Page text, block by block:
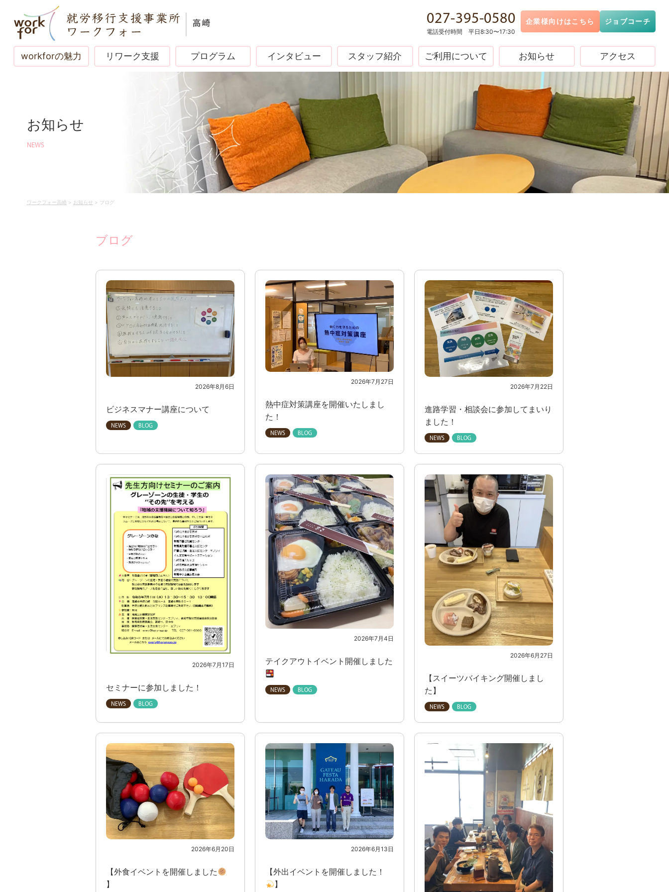
027-395-0580
電話受付時間 平日8:30〜17:30
企業様向けはこちら ジョブコーチ
workforの魅力 リワーク支援 プログラム インタビュー スタッフ紹介 ご利用について お知らせ アクセス
お知らせ
NEWS
ワークフォー高崎 > お知らせ > ブログ
ブログ
2026年8月6日
ビジネスマナー講座について
2026年7月27日
熱中症対策講座を開催いたしまし
た！
2026年7月22日
進路学習・相談会に参加してまいり
ました！
2026年7月17日
セミナーに参加しました！
2026年7月4日
テイクアウトイベント開催しました
2026年6月27日
【スイーツバイキング開催しまし
た】
2026年6月20日
【外食イベントを開催しました
】
2026年6月13日
【外出イベントを開催しました！
】